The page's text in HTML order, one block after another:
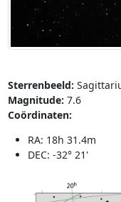
Sterrenbeeld:
Magnitude: 7.6
Coördinaten:
RA: 18h 31.4m
DEC: -32° 21'